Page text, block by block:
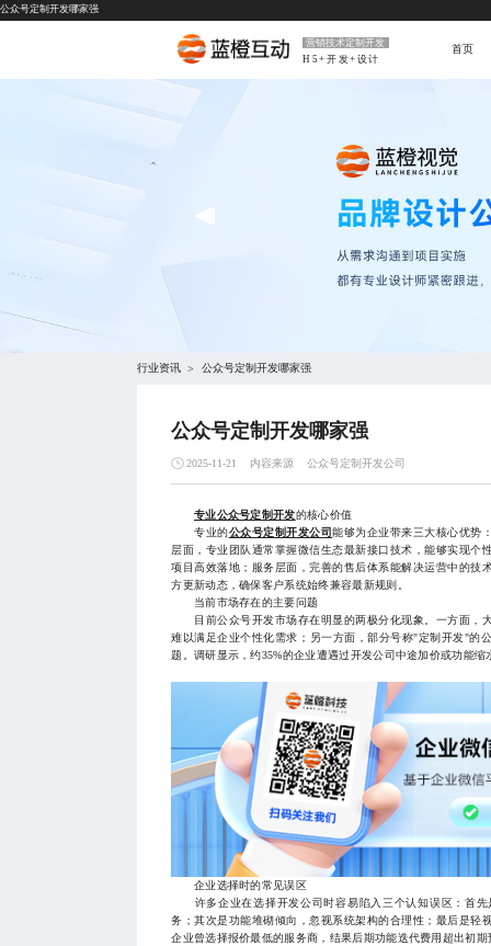
公众号定制开发哪家强
营销技术定制开发
H5+开发+设计
首页
行业资讯 > 公众号定制开发哪家强
公众号定制开发哪家强
2025-11-21 内容来源 公众号定制开发公司
专业公众号定制开发的核心价值
专业的公众号定制开发公司能够为企业带来三大核心优势
层面，专业团队通常掌握微信生态最新接口技术，能够实现个
项目高效落地；服务层面，完善的售后体系能解决运营中的技
方更新动态，确保客户系统始终兼容最新规则。
当前市场存在的主要问题
目前公众号开发市场存在明显的两极分化现象。一方面，
难以满足企业个性化需求；另一方面，部分号称"定制开发"的
题。调研显示，约35%的企业遭遇过开发公司中途加价或功能
企业选择时的常见误区
许多企业在选择开发公司时容易陷入三个认知误区：首先
务；其次是功能堆砌倾向，忽视系统架构的合理性；最后是轻
企业曾选择报价最低的服务商，结果后期功能迭代费用超出初